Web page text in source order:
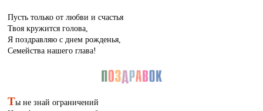
Пусть только от любви и счастья
Твоя кружится голова,
Я поздравляю с днем рожденья,
Семейства нашего глава!
Ты не знай ограничений